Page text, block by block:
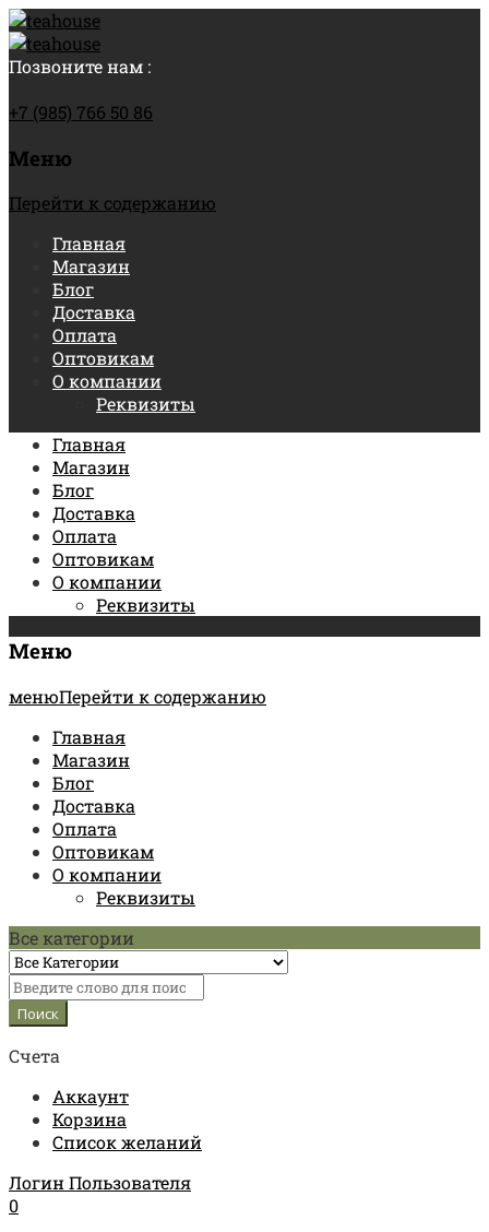
Позвоните нам :
+7 (985) 766 50 86
Меню
Перейти к содержанию
Главная
Магазин
Блог
Доставка
Оплата
Оптовикам
О компании
Реквизиты
Главная
Магазин
Блог
Доставка
Оплата
Оптовикам
О компании
Реквизиты
Меню
менюПерейти к содержанию
Главная
Магазин
Блог
Доставка
Оплата
Оптовикам
О компании
Реквизиты
Все категории
Счета
Аккаунт
Корзина
Список желаний
Логин Пользователя
0